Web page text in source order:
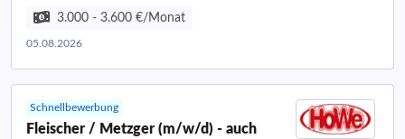
3.000 - 3.600 €/Monat
05.08.2026
Schnellbewerbung
Fleischer / Metzger (m/w/d) - auch